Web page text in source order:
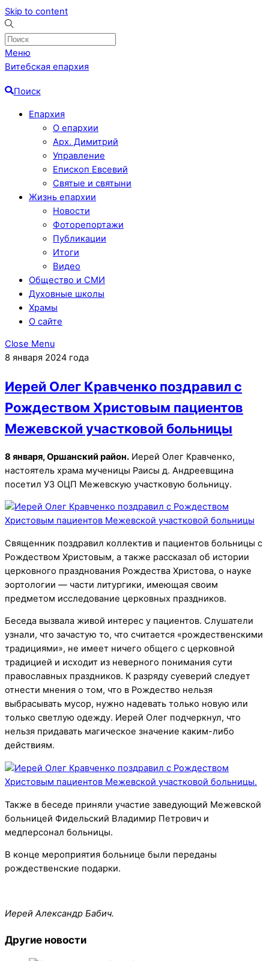
Skip to content
Меню
Витебская епархия
Поиск
Епархия
О епархии
Арх. Димитрий
Управление
Епископ Евсевий
Святые и святыни
Жизнь епархии
Новости
Фоторепортажи
Публикации
Итоги
Видео
Общество и СМИ
Духовные школы
Храмы
О сайте
Close Menu
8 января 2024 года
Иерей Олег Кравченко поздравил с
Рождеством Христовым пациентов
Межевской участковой больницы
8 января, Оршанский район. Иерей Олег Кравченко,
настоятель храма мученицы Раисы д. Андреевщина
посетил УЗ ОЦП Межевскую участковую больницу.
Священник поздравил коллектив и пациентов больницы с
Рождеством Христовым, а также рассказал об истории
церковного празднования Рождества Христова, о науке
эортологии — части литургики, имеющая своим
предметом исследование церковных праздников.
Беседа вызвала живой интерес у пациентов. Слушатели
узнали, что зачастую то, что считается «рождественскими
традициями», не имеет ничего общего с церковной
традицией и исходит из неверного понимания сути
православных праздников. К разряду суеверий следует
отнести мнения о том, что в Рождество нельзя
выбрасывать мусор, нужно надевать только новую или
только светлую одежду. Иерей Олег подчеркнул, что
нельзя придавать магическое значение каким-либо
действиям.
Также в беседе приняли участие заведующий Межевской
больницей Фидельский Владимир Петрович и
медперсонал больницы.
В конце мероприятия больнице были переданы
рождественские подарки.
Иерей Александр Бабич.
Другие новости